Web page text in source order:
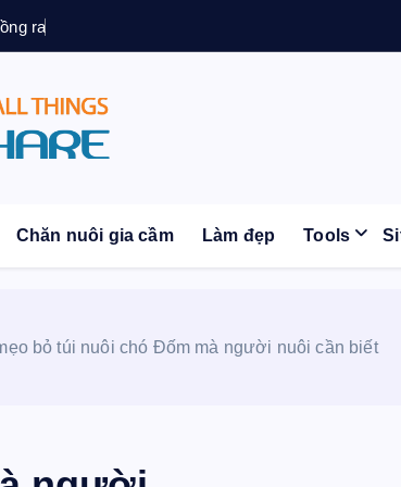
ra
| Tips | Pets | Life
Chăn nuôi gia cầm Làm đẹp Tools
bỏ túi nuôi chó Đốm mà người nuôi cần biết